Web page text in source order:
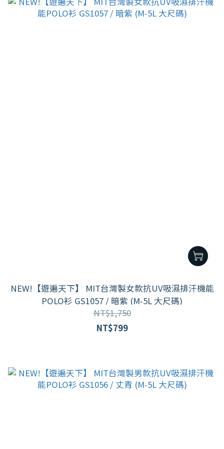
NEW!【遊遍天下】 MIT台灣製女款抗UV吸濕排汗機能
POLO衫 GS1057 / 暗紫 (M-5L 大尺碼)
NT$1,750
NT$799